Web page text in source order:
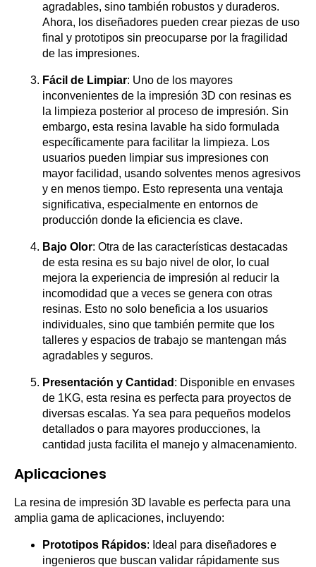
agradables, sino también robustos y duraderos.
Ahora, los diseñadores pueden crear piezas de uso
final y prototipos sin preocuparse por la fragilidad
de las impresiones.
Fácil de Limpiar: Uno de los mayores
inconvenientes de la impresión 3D con resinas es
la limpieza posterior al proceso de impresión. Sin
embargo, esta resina lavable ha sido formulada
específicamente para facilitar la limpieza. Los
usuarios pueden limpiar sus impresiones con
mayor facilidad, usando solventes menos agresivos
y en menos tiempo. Esto representa una ventaja
significativa, especialmente en entornos de
producción donde la eficiencia es clave.
Bajo Olor: Otra de las características destacadas
de esta resina es su bajo nivel de olor, lo cual
mejora la experiencia de impresión al reducir la
incomodidad que a veces se genera con otras
resinas. Esto no solo beneficia a los usuarios
individuales, sino que también permite que los
talleres y espacios de trabajo se mantengan más
agradables y seguros.
Presentación y Cantidad : Disponible en envases
de 1KG, esta resina es perfecta para proyectos de
diversas escalas. Ya sea para pequeños modelos
detallados o para mayores producciones, la
cantidad justa facilita el manejo y almacenamiento.
Aplicaciones
La resina de impresión 3D lavable es perfecta para una
amplia gama de aplicaciones, incluyendo:
Prototipos Rápidos: Ideal para diseñadores e
ingenieros que buscan validar rápidamente sus